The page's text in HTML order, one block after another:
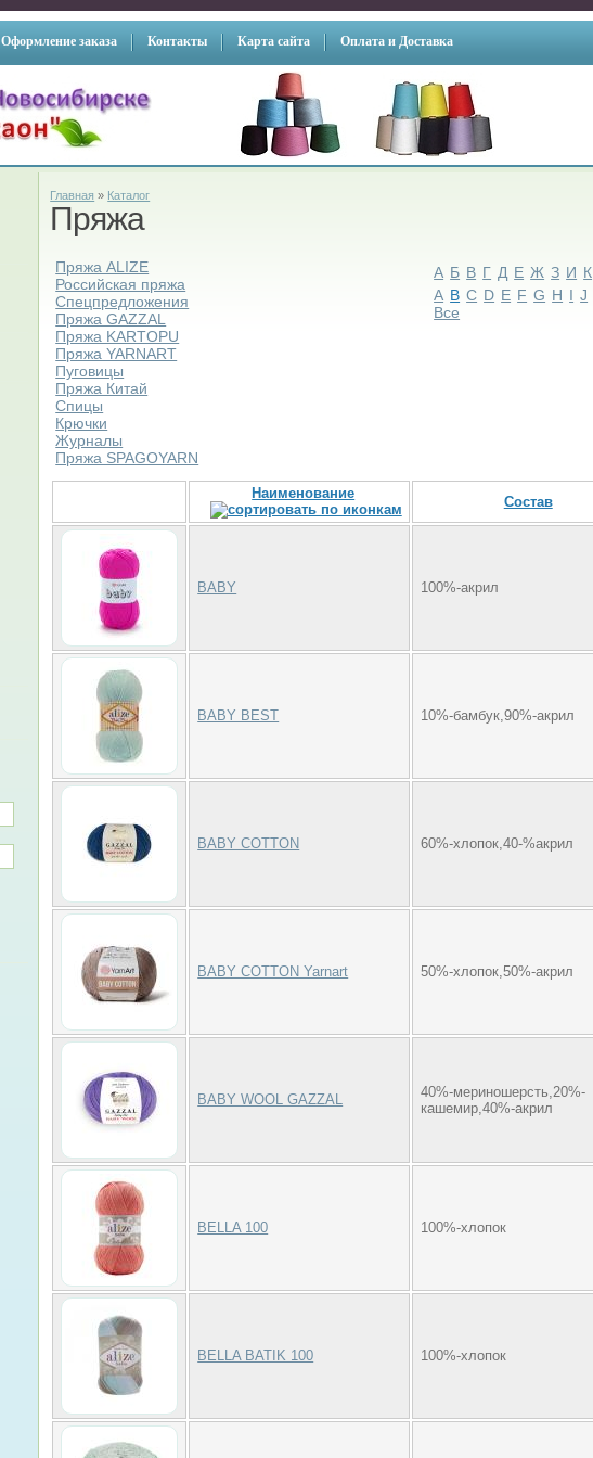
Оформление заказа Контакты Карта сайта Оплата и Доставка
Главная » Каталог
Пряжа
Пряжа ALIZE
Российская пряжа
Спецпредложения
Пряжа GAZZAL
Пряжа KARTOPU
Пряжа YARNART
Пуговицы
Пряжа Китай
Спицы
Крючки
Журналы
Пряжа SPAGOYARN
А Б В Г Д Е Ж З И К
A B C D E F G H I J
Все
Наименование
Состав
BABY 100%-акрил
BABY BEST 10%-бамбук,90%-акрил
BABY COTTON 60%-хлопок,40-%акрил
BABY COTTON Yarnart 50%-хлопок,50%-акрил
BABY WOOL GAZZAL
40%-мериношерсть,20%-
кашемир,40%-акрил
BELLA 100 100%-хлопок
BELLA BATIK 100 100%-хлопок